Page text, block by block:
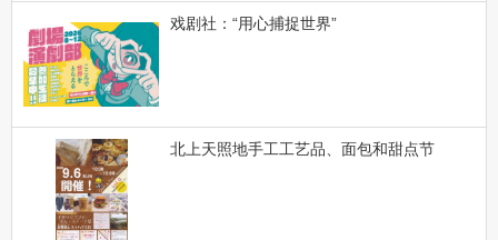
戏剧社：“用心捕捉世界”
北上天照地手工工艺品、面包和甜点节